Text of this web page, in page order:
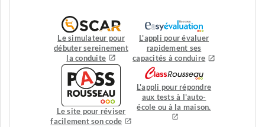
Le simulateur pour
débuter sereinement
la conduite
L'appli pour évaluer
rapidement ses
capacités à conduire
Le site pour réviser
facilement son code
L'appli pour répondre
aux tests à l'auto-
école ou à la maison.